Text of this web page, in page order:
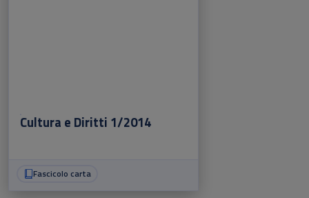
Cultura e Diritti 1/2014
Fascicolo carta